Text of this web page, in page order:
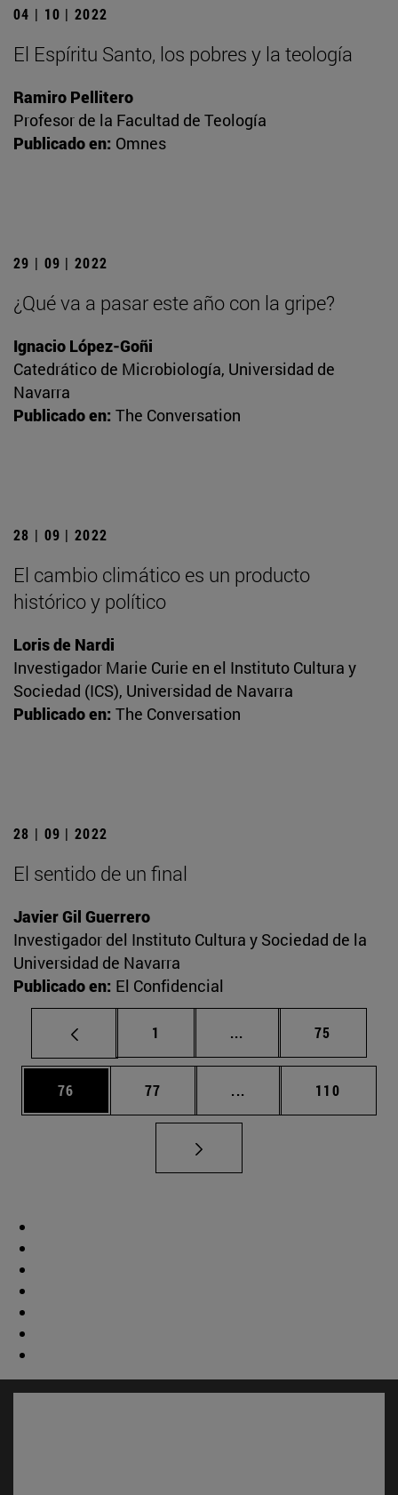
04 | 10 | 2022
El Espíritu Santo, los pobres y la teología
Ramiro Pellitero
Profesor de la Facultad de Teología
Publicado en: Omnes
29 | 09 | 2022
¿Qué va a pasar este año con la gripe?
Ignacio López-Goñi
Catedrático de Microbiología, Universidad de
Navarra
Publicado en: The Conversation
28 | 09 | 2022
El cambio climático es un producto
histórico y político
Loris de Nardi
Investigador Marie Curie en el Instituto Cultura y
Sociedad (ICS), Universidad de Navarra
Publicado en: The Conversation
28 | 09 | 2022
El sentido de un final
Javier Gil Guerrero
Investigador del Instituto Cultura y Sociedad de la
Universidad de Navarra
Publicado en: El Confidencial
Página
1 ... Páginas intermedias
Página
75
Página
76 Página
77 ... Páginas intermedias
Página
110